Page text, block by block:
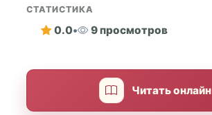
СТАТИСТИКА
0.0• 9 просмотров
Читать онлайн